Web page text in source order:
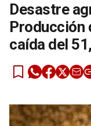
Desastre
Producción
caída del